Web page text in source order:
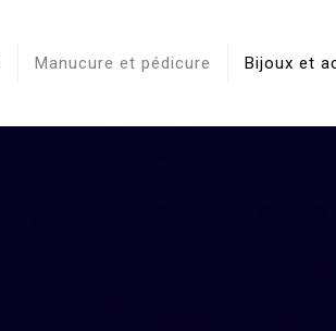
Manucure et pédicure Bijoux et